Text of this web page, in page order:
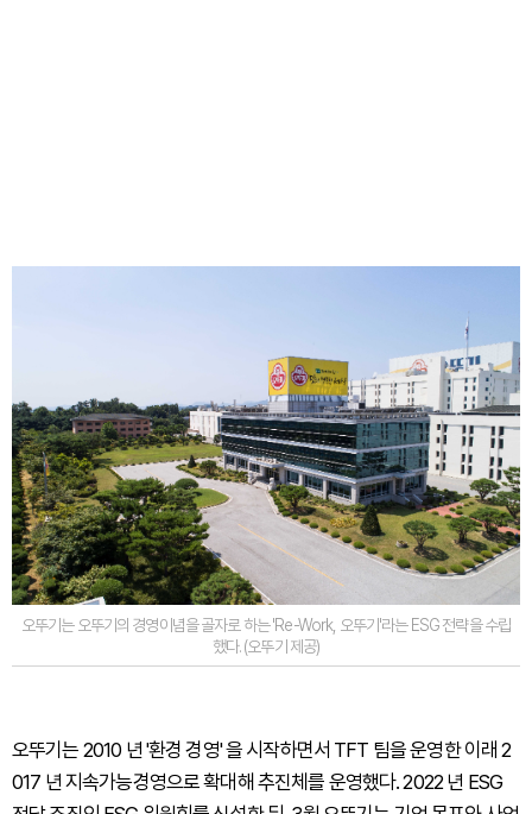
오뚜기는 오뚜기의 경영이념을 골자로 하는 'Re-Work, 오뚜기'라는 ESG 전략을 수립
했다. (오뚜기 제공)
오뚜기는 2010 년 '환경 경영' 을 시작하면서 TFT 팀을 운영한 이래 2
017 년 지속가능경영으로 확대해 추진체를 운영했다. 2022 년 ESG